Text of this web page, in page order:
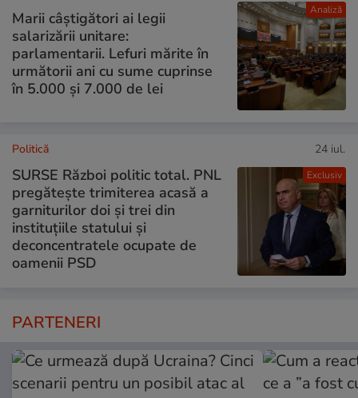
Analiză
Marii câștigători ai legii
salarizării unitare:
parlamentarii. Lefuri mărite în
următorii ani cu sume cuprinse
în 5.000 și 7.000 de lei
Exclusiv
Politică 24 iul.
SURSE Război politic total. PNL
pregătește trimiterea acasă a
garniturilor doi și trei din
instituțiile statului și
deconcentratele ocupate de
oamenii PSD
PARTENERI